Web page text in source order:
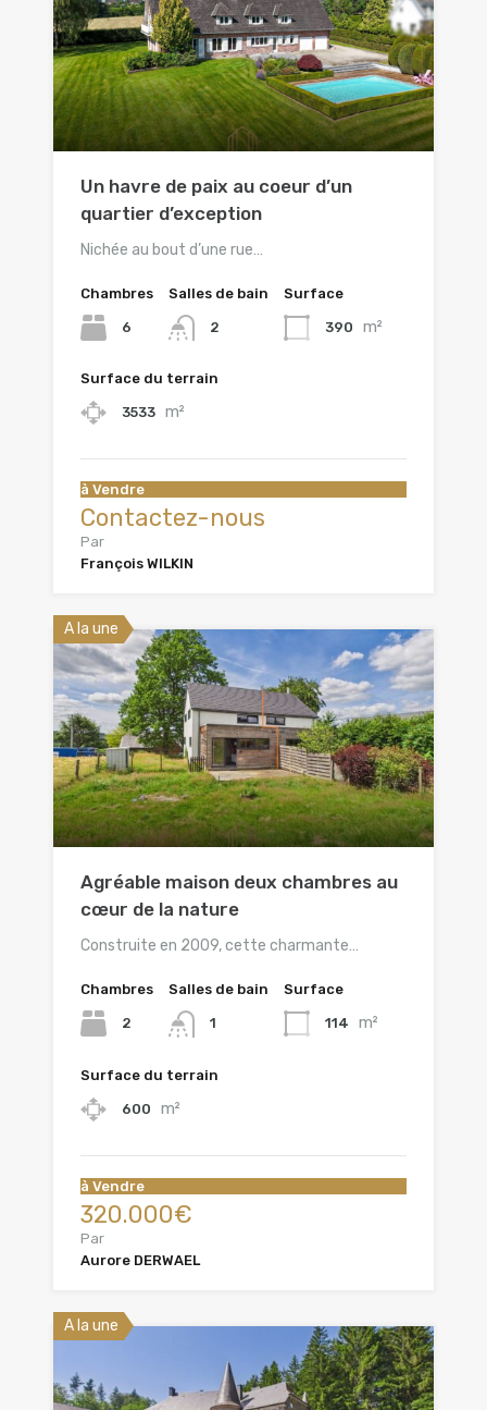
Un havre de paix au coeur d’un
quartier d’exception
Nichée au bout d’une rue…
Chambres
6
Salles de bain
2
Surface
390 m²
Surface du terrain
3533 m²
à Vendre
Contactez-nous
Par
François WILKIN
A la une
Agréable maison deux chambres au
cœur de la nature
Construite en 2009, cette charmante…
Chambres
2
Salles de bain
1
Surface
114 m²
Surface du terrain
600 m²
à Vendre
320.000€
Par
Aurore DERWAEL
A la une